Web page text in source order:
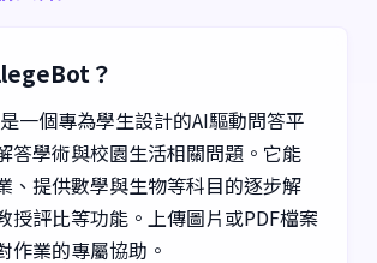
？
一個專為學生設計的AI驅動問答平
答學術與校園生活相關問題。它能
、提供數學與生物等科目的逐步解
授評比等功能。上傳圖片或PDF檔案
作業的專屬協助。